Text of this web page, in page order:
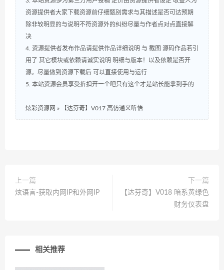
资源提供者大家下载资源前仔细甄别需求与其描述是否可达预期
除非较明显的与说明不符资源外的纠纷尽量与作者点对点直接解
决
4. 资源提供者发布作品请提供作品详细说明 与 截图 源码作品若引
用了 其它模块或依赖请诚实说明 明细与版本！以及依赖是否开
源。尽量做到资源下载后 可以直接使用与运行
5. 本站资源会员享受折扣开一个吧只有这个才是站长能拿到手的
炫彩资源网 » 【达芬奇】V017 高仿通义听悟
上一篇
炫语言-获取内网IP和外网IP
下一篇
【达芬奇】V018 暗系黄绿色
财务仪表盘
相关推荐